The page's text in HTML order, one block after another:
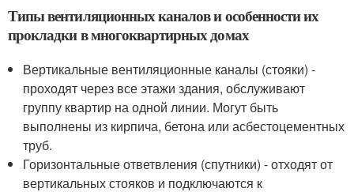
Типы вентиляционных каналов и особенности их
прокладки в многоквартирных домах
Вертикальные вентиляционные каналы (стояки) -
проходят через все этажи здания, обслуживают
группу квартир на одной линии. Могут быть
выполнены из кирпича, бетона или асбестоцементных
труб.
Горизонтальные ответвления (спутники) - отходят от
вертикальных стояков и подключаются к